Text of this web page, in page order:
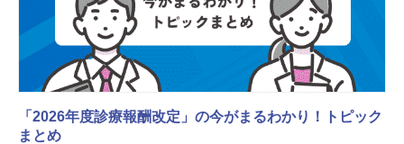
「2026年度診療報酬改定」の今がまるわかり！トピック
まとめ